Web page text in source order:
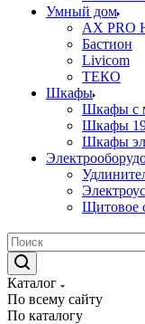
Умный дом
AX PRO
Бастион
Livicom
ТЕКО
Шкафы
Шкафы с
Шкафы
Шкафы
Щитовое
Каталог
По всему сайту
По каталогу